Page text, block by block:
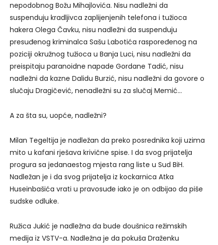
nepodobnog Božu Mihajlovića. Nisu nadležni da
suspenduju kradljivca zaplijenjenih telefona i tužioca
hakera Olega Čavku, nisu nadležni da suspenduju
presuđenog kriminalca Sašu Labotića raspoređenog na
poziciji okružnog tužioca u Banja Luci, nisu nadležni da
preispitaju paranoidne napade Gordane Tadić, nisu
nadležni da kazne Dalidu Burzić, nisu nadležni da govore o
slučaju Dragičević, nenadležni su za slučaj Memić…
A za šta su, uopće, nadležni?
Milan Tegeltija je nadležan da preko posrednika koji uzima
mito u kafani rješava krivične spise. I da svog prijatelja
progura sa jedanaestog mjesta rang liste u Sud BiH.
Nadležan je i da svog prijatelja iz kockarnica Atka
Huseinbašića vrati u pravosuđe iako je on odbijao da piše
sudske odluke.
Ružica Jukić je nadležna da bude doušnica režimskih
medija iz VSTV-a. Nadležna je da pokuša Draženku